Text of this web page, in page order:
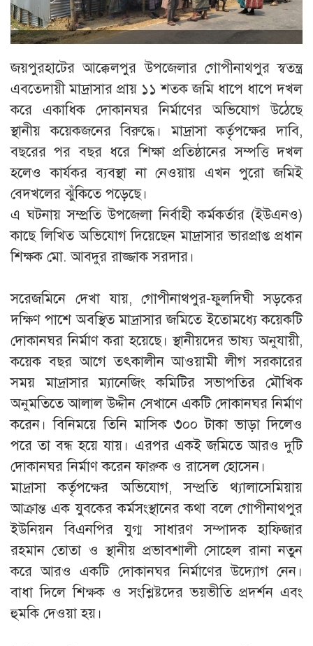
জয়পুরহাটের আক্কেলপুর উপজেলার গোপীনাথপুর স্বতন্ত্র
এবতেদায়ী মাদ্রাসার প্রায় ১১ শতক জমি ধাপে ধাপে দখল
করে একাধিক দোকানঘর নির্মাণের অভিযোগ উঠেছে
স্থানীয় কয়েকজনের বিরুদ্ধে। মাদ্রাসা কর্তৃপক্ষের দাবি,
বছরের পর বছর ধরে শিক্ষা প্রতিষ্ঠানের সম্পত্তি দখল
হলেও কার্যকর ব্যবস্থা না নেওয়ায় এখন পুরো জমিই
বেদখলের ঝুঁকিতে পড়েছে।
‎এ ঘটনায় সম্প্রতি উপজেলা নির্বাহী কর্মকর্তার (ইউএনও)
কাছে লিখিত অভিযোগ দিয়েছেন মাদ্রাসার ভারপ্রাপ্ত প্রধান
শিক্ষক মো. আবদুর রাজ্জাক সরদার।
‎সরেজমিনে দেখা যায়, গোপীনাথপুর-ফুলদিঘী সড়কের
দক্ষিণ পাশে অবস্থিত মাদ্রাসার জমিতে ইতোমধ্যে কয়েকটি
দোকানঘর নির্মাণ করা হয়েছে। স্থানীয়দের ভাষ্য অনুযায়ী,
কয়েক বছর আগে তৎকালীন আওয়ামী লীগ সরকারের
সময় মাদ্রাসার ম্যানেজিং কমিটির সভাপতির মৌখিক
অনুমতিতে আলাল উদ্দীন সেখানে একটি দোকানঘর নির্মাণ
করেন। বিনিময়ে তিনি মাসিক ৩০০ টাকা ভাড়া দিলেও
পরে তা বন্ধ হয়ে যায়। এরপর একই জমিতে আরও দুটি
দোকানঘর নির্মাণ করেন ফারুক ও রাসেল হোসেন।
‎মাদ্রাসা কর্তৃপক্ষের অভিযোগ, সম্প্রতি থ্যালাসেমিয়ায়
আক্রান্ত এক যুবকের কর্মসংস্থানের কথা বলে গোপীনাথপুর
ইউনিয়ন বিএনপির যুগ্ম সাধারণ সম্পাদক হাফিজার
রহমান তোতা ও স্থানীয় প্রভাবশালী সোহেল রানা নতুন
করে আরও একটি দোকানঘর নির্মাণের উদ্যোগ নেন।
বাধা দিলে শিক্ষক ও সংশ্লিষ্টদের ভয়ভীতি প্রদর্শন এবং
হুমকি দেওয়া হয়।